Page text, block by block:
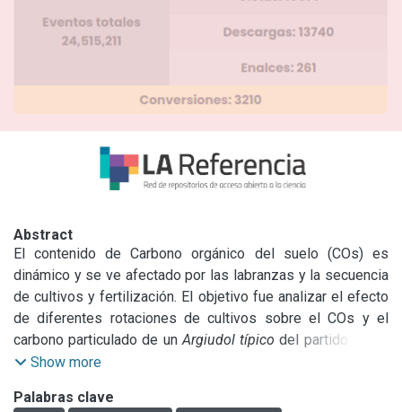
Abstract
El contenido de Carbono orgánico del suelo (COs) es
dinámico y se ve afectado por las labranzas y la secuencia
de cultivos y fertilización. El objetivo fue analizar el efecto
de diferentes rotaciones de cultivos sobre el COs y el
carbono particulado de un Argiudol típico del partido de La
Plata. Los tratamientos fueron:
1º-trigo; secuencia 3
Show more
Palabras clave